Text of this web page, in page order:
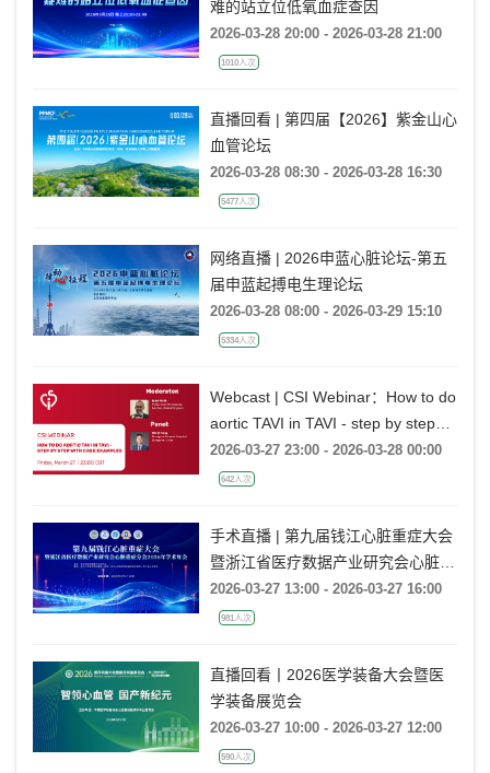
难的站立位低氧血症查因
2026-03-28 20:00 - 2026-03-28 21:00
1010人次
直播回看 | 第四届【2026】紫金山心
血管论坛
2026-03-28 08:30 - 2026-03-28 16:30
5477人次
网络直播 | 2026申蓝心脏论坛-第五
届申蓝起搏电生理论坛
2026-03-28 08:00 - 2026-03-29 15:10
5334人次
Webcast | CSI Webinar：How to do
aortic TAVI in TAVI - step by step
with case examples
2026-03-27 23:00 - 2026-03-28 00:00
642人次
手术直播 | 第九届钱江心脏重症大会
暨浙江省医疗数据产业研究会心脏重
症分会2026年学术年会
2026-03-27 13:00 - 2026-03-27 16:00
981人次
直播回看丨2026医学装备大会暨医
学装备展览会
2026-03-27 10:00 - 2026-03-27 12:00
590人次